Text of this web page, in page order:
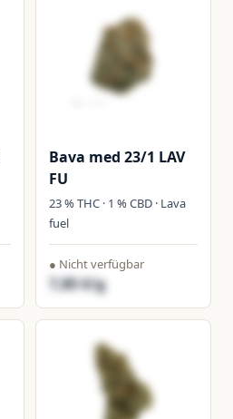
Bava med 23/1 LAV
FU
23 % THC · 1 % CBD · Lava
fuel
● Nicht verfügbar
7,85 €/g